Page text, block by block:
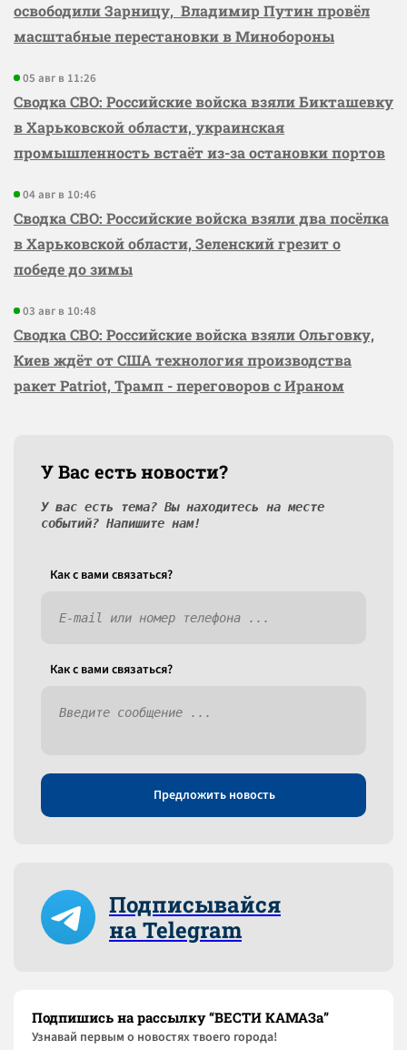
освободили Зарницу, Владимир Путин провёл
масштабные перестановки в Минобороны
05 авг в 11:26
Сводка СВО: Российские войска взяли Бикташевку
в Харьковской области, украинская
промышленность встаёт из-за остановки портов
04 авг в 10:46
Сводка СВО: Российские войска взяли два посёлка
в Харьковской области, Зеленский грезит о
победе до зимы
03 авг в 10:48
Сводка СВО: Российские войска взяли Ольговку,
Киев ждёт от США технология производства
ракет Patriot, Трамп - переговоров с Ираном
У Вас есть новости?
У вас есть тема? Вы находитесь на месте
событий? Напишите нам!
Как c вами связаться?
Как c вами связаться?
Предложить новость
Подписывайся
на Telegram
Подпишись на рассылку “ВЕСТИ КАМАЗа”
Узнaвай первым о новостях твоего города!